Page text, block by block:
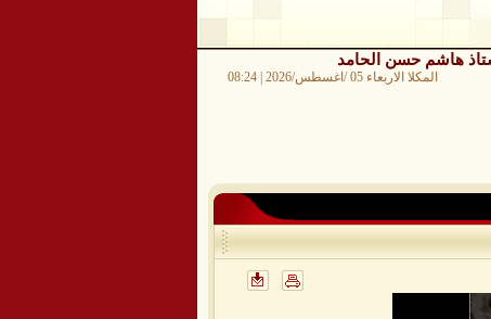
هاشم حسن الحامد
المكلا الاربعاء 05 /اغسطس/2026 | 08:24